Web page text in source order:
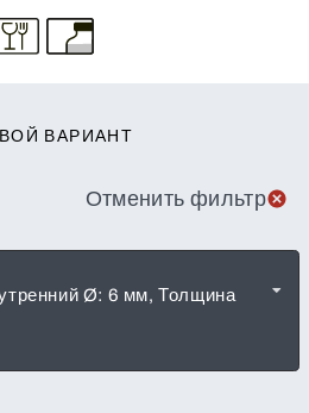
ВАРИАНТ
Отменить фильтр
Ø: 6 мм, Толщина